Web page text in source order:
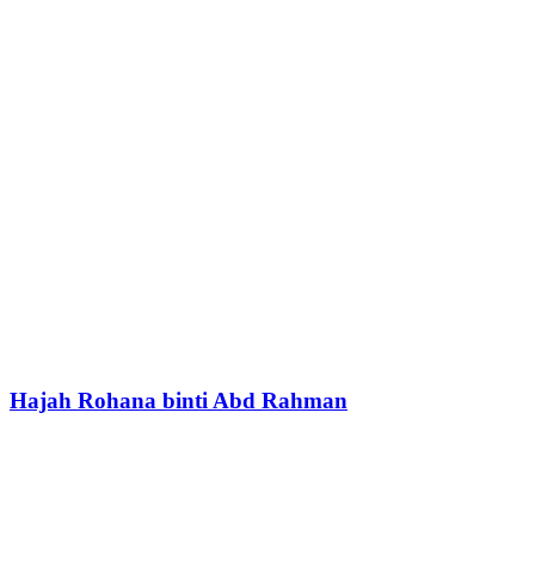
Hajah Rohana binti Abd Rahman